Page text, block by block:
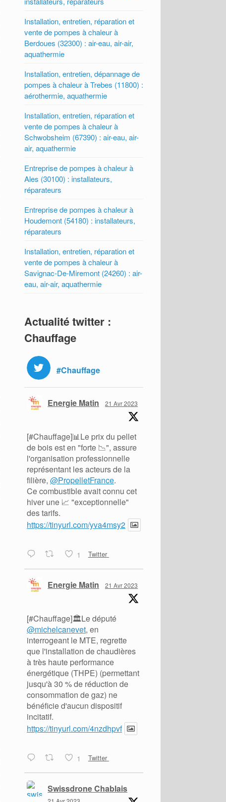
Installation, entretien, réparation et
vente de pompes à chaleur à
Berdoues (32300) : air-eau, air-air,
aquathermie
Installation, entretien, dépannage de
pompes à chaleur à Trebes (11800) :
aérothermie, aquathermie
Installation, entretien, réparation et
vente de pompes à chaleur à
Schwobsheim (67390) : air-eau, air-
air, aquathermie
Entreprise de pompes à chaleur à
Ales (30100) : installateurs,
réparateurs
Entreprise de pompes à chaleur à
Houdemont (54180) : installateurs,
réparateurs
Installation, entretien, réparation et
vente de pompes à chaleur à
Savignac-De-Miremont (24260) : air-
eau, air-air, aquathermie
Actualité twitter :
Chauffage
#Chauffage
Energie Matin 21 Avr 2023
[#Chauffage]📊Le prix du pellet
de bois est en "forte 📉", assure
l'organisation professionnelle
représentant les acteurs de la
filière,@PropelletFrance.
Ce combustible avait connu cet
hiver une 📈 "exceptionnelle"
des tarifs.
https://tinyurl.com/yva4msy2
1 Twitter
Energie Matin 21 Avr 2023
[#Chauffage]🏛️Le député
@michelcanevet, en
interrogeant le MTE, regrette
que l'installation de chaudières
à très haute performance
énergétique (THPE) (permettant
jusqu'à 30 % de réduction de
consommation de gaz) ne
bénéficie d'aucun dispositif
incitatif.
https://tinyurl.com/4nzdhpvf
1 Twitter
Swissdrone Chablais